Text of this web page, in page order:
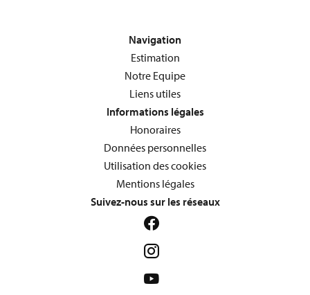
Navigation
Estimation
Notre Equipe
Liens utiles
Informations légales
Honoraires
Données personnelles
Utilisation des cookies
Mentions légales
Suivez-nous sur les réseaux